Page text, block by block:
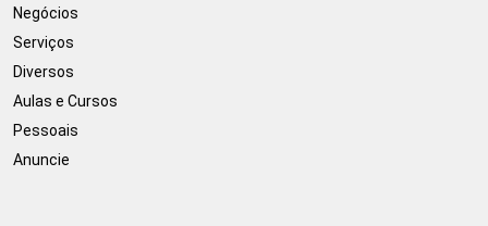
Negócios
Serviços
Diversos
Aulas e Cursos
Pessoais
Anuncie